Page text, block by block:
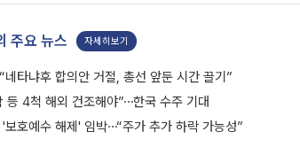
주요 뉴스 자세히보기
타냐후 합의안 거절, 총선 앞둔 시간 끌기”
등 4척 해외 건조해야”⋯한국 수주 기대
보호예수 해제' 임박⋯“주가 추가 하락 가능성”